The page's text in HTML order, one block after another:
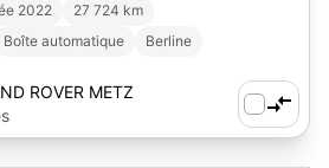
2022
27 724 km
Boîte automatique Berline
ROVER METZ